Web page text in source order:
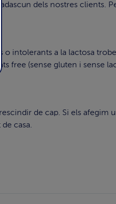
dels nostres clients.
o intolerants a la lactosa
free (sense gluten i sense
de cap. Si els afegim
casa.